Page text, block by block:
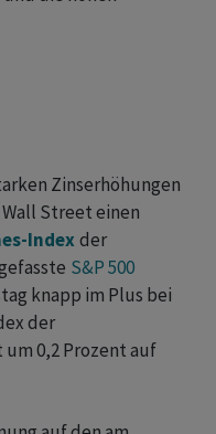
Zinserhöhungen
Street einen
Indexder
S&P 500
knapp im Plus bei
der
0,2 Prozent auf